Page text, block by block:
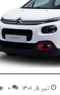
تیر ۵, ۱۴۰۱ ۰